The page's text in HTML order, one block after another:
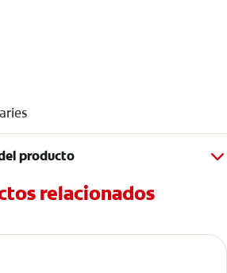
producto
relacionados